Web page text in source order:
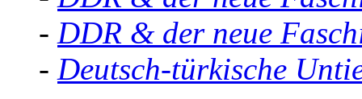
- DDR & der neue
- Deutsch-türkische